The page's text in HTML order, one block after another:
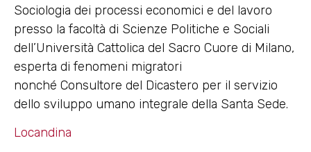
Sociologia dei processi economici e del lavoro
presso la facoltà di Scienze Politiche e Sociali
dell’Università Cattolica del Sacro Cuore di Milano,
esperta di fenomeni migratori
nonché Consultore del Dicastero per il servizio
dello sviluppo umano integrale della Santa Sede.
Locandina